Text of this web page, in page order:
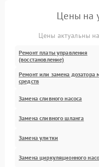
Цены на
Цены актуальны
Ремонт платы управления
(восстановление)
Ремонт или замена
средств
Замена сливного насоса
Замена сливного шланга
Замена улитки
Замена циркуляционного